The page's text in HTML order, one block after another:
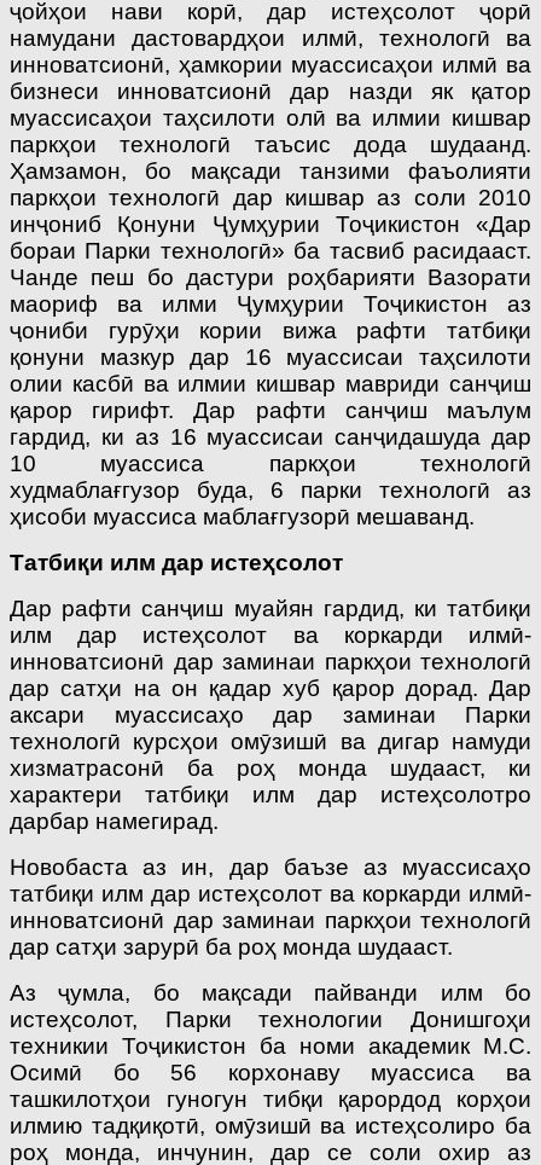
ҷойҳои нави корӣ, дар истеҳсолот ҷорӣ
намудани дастовардҳои илмӣ, технологӣ ва
инноватсионӣ, ҳамкории муассисаҳои илмӣ ва
бизнеси инноватсионӣ дар назди як қатор
муассисаҳои таҳсилоти олӣ ва илмии кишвар
паркҳои технологӣ таъсис дода шудаанд.
Ҳамзамон, бо мақсади танзими фаъолияти
паркҳои технологӣ дар кишвар аз соли 2010
инҷониб Қонуни Ҷумҳурии Тоҷикистон «Дар
бораи Парки технологӣ» ба тасвиб расидааст.
Чанде пеш бо дастури роҳбарияти Вазорати
маориф ва илми Ҷумҳурии Тоҷикистон аз
ҷониби гурӯҳи кории вижа рафти татбиқи
қонуни мазкур дар 16 муассисаи таҳсилоти
олии касбӣ ва илмии кишвар мавриди санҷиш
қарор гирифт. Дар рафти санҷиш маълум
гардид, ки аз 16 муассисаи санҷидашуда дар
10 муассиса паркҳои технологӣ
худмаблағгузор буда, 6 парки технологӣ аз
ҳисоби муассиса маблағгузорӣ мешаванд.
Татбиқи илм дар истеҳсолот
Дар рафти санҷиш муайян гардид, ки татбиқи
илм дар истеҳсолот ва коркарди илмӣ-
инноватсионӣ дар заминаи паркҳои технологӣ
дар сатҳи на он қадар хуб қарор дорад. Дар
аксари муассисаҳо дар заминаи Парки
технологӣ курсҳои омӯзишӣ ва дигар намуди
хизматрасонӣ ба роҳ монда шудааст, ки
характери татбиқи илм дар истеҳсолотро
дарбар намегирад.
Новобаста аз ин, дар баъзе аз муассисаҳо
татбиқи илм дар истеҳсолот ва коркарди илмӣ-
инноватсионӣ дар заминаи паркҳои технологӣ
дар сатҳи зарурӣ ба роҳ монда шудааст.
Аз ҷумла, бо мақсади пайванди илм бо
истеҳсолот, Парки технологии Донишгоҳи
техникии Тоҷикистон ба номи академик М.С.
Осимӣ бо 56 корхонаву муассиса ва
ташкилотҳои гуногун тибқи қарордод корҳои
илмию тадқиқотӣ, омӯзишӣ ва истеҳсолиро ба
роҳ монда, инчунин, дар се соли охир аз